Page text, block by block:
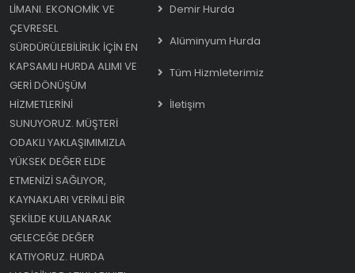
LIMANI. EKONOMIK VE
ÇEVRESEL
SÜRDÜRÜLEBILIRLIK IÇIN EN
KAPSAMLI HURDA ALIMI VE
GERI DÖNÜŞÜM
HIZMETLERINI
SUNUYORUZ. MÜŞTERI
ODAKLI YAKLAŞIMIMIZLA
YÜKSEK DEĞER ELDE
ETMENIZI SAĞLIYOR,
KAYNAKLARI VERIMLI BIR
ŞEKILDE KULLANARAK
GELECEĞE DEĞER
KATIYORUZ. HURDA
Demir Hurda
Alüminyum Hurda
Tüm Hizmleterimiz
İletişim